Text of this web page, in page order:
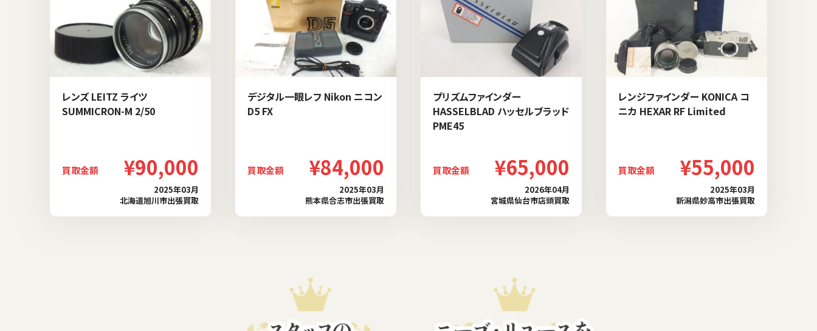
レンズ LEITZ ライツ
SUMMICRON-M 2/50
買取金額 ¥90,000
2025年03月
北海道旭川市出張買取
デジタル一眼レフ Nikon ニコン
D5 FX
買取金額 ¥84,000
2025年03月
熊本県合志市出張買取
プリズムファインダー
HASSELBLAD ハッセルブラッド
PME45
買取金額 ¥65,000
2026年04月
宮城県仙台市店頭買取
レンジファインダー KONICA コ
ニカ HEXAR RF Limited
買取金額 ¥55,000
2025年03月
新潟県妙高市出張買取